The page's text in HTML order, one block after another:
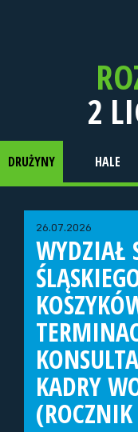
2
DRUŻYNY HALE
26.07.2026
WYDZIAŁ
KADRY